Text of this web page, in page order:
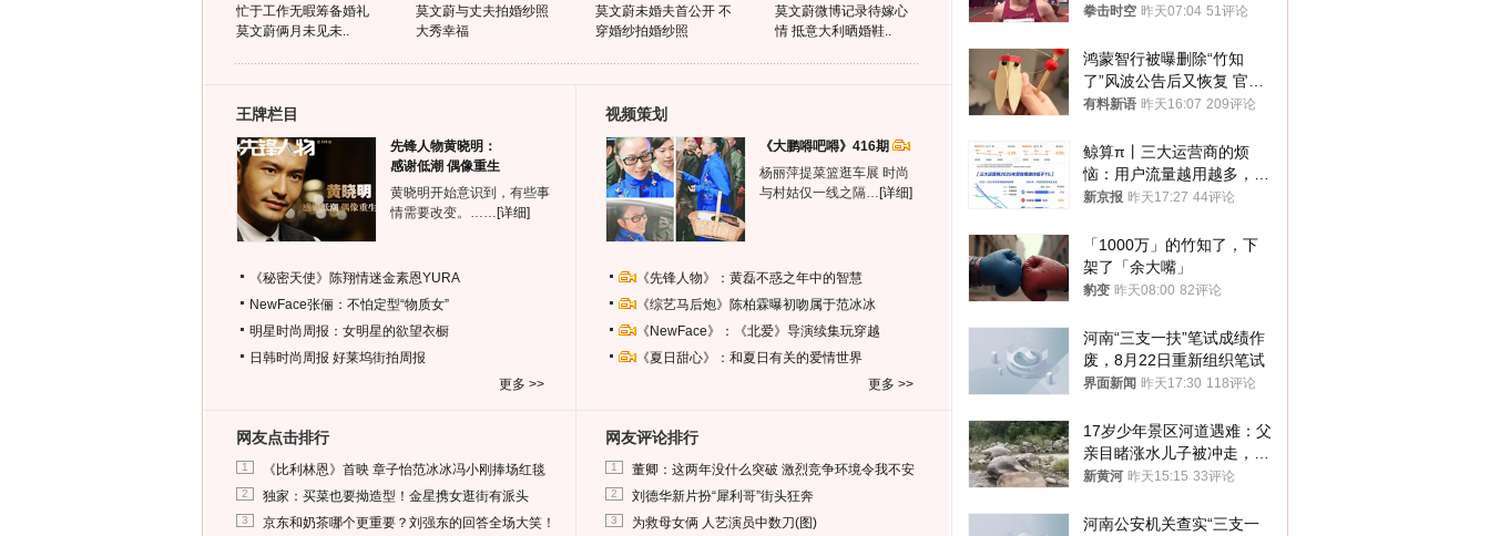
忙于工作无暇筹备婚礼
莫文蔚俩月未见未..
莫文蔚与丈夫拍婚纱照
大秀幸福
莫文蔚未婚夫首公开 不
穿婚纱拍婚纱照
莫文蔚微博记录待嫁心
情 抵意大利晒婚鞋..
王牌栏目
先锋人物黄晓明：
感谢低潮 偶像重生
黄晓明开始意识到，有些事
情需要改变。…… [详细]
《秘密天使》陈翔情迷金素恩YURA
NewFace张俪：不怕定型“物质女”
明星时尚周报：女明星的欲望衣橱
日韩时尚周报 好莱坞街拍周报
更多 >>
视频策划
《大鹏嘚吧嘚》416期
杨丽萍提菜篮逛车展 时尚
与村姑仅一线之隔… [详细]
《先锋人物》：黄磊不惑之年中的智慧
《综艺马后炮》陈柏霖曝初吻属于范冰冰
《NewFace》：《北爱》导演续集玩穿越
《夏日甜心》：和夏日有关的爱情世界
更多 >>
网友点击排行
1 《比利林恩》首映 章子怡范冰冰冯小刚捧场红毯
2 独家：买菜也要拗造型！金星携女逛街有派头
3 京东和奶茶哪个更重要？刘强东的回答全场大笑！
网友评论排行
1 董卿：这两年没什么突破 激烈竞争环境令我不安
2 刘德华新片扮“犀利哥”街头狂奔
3 为救母女俩 人艺演员中数刀(图)
默不作声
拳击时空 昨天07:04 51评论
鸿蒙智行被曝删除“竹知
了”风波公告后又恢复 官媒
曾力挺：劝华为要大度的，
有料新语 昨天16:07 209评论
鲸算π丨三大运营商的烦
恼：用户流量越用越多，收
入却越来越少
新京报 昨天17:27 44评论
「1000万」的竹知了，下
架了「余大嘴」
豹变 昨天08:00 82评论
河南“三支一扶”笔试成绩作
废，8月22日重新组织笔试
界面新闻 昨天17:30 118评论
17岁少年景区河道遇难：父
亲目睹涨水儿子被冲走，当
地排除上游泄洪，家属盼厘
新黄河 昨天15:15 33评论
河南公安机关查实“三支一